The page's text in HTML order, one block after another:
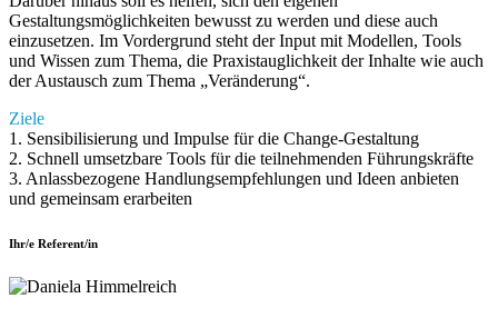
Gestaltungsmöglichkeiten bewusst zu werden und diese auch
einzusetzen. Im Vordergrund steht der Input mit Modellen, Tools
und Wissen zum Thema, die Praxistauglichkeit der Inhalte wie auch
der Austausch zum Thema „Veränderung“.
Ziele
1. Sensibilisierung und Impulse für die Change-Gestaltung
2. Schnell umsetzbare Tools für die teilnehmenden Führungskräfte
3. Anlassbezogene Handlungsempfehlungen und Ideen anbieten
und gemeinsam erarbeiten
Ihr/e Referent/in